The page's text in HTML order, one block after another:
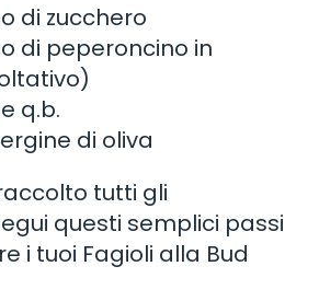
di zucchero
di peperoncino in
q.b.
di oliva
tutti gli
questi semplici passi
i tuoi Fagioli alla Bud